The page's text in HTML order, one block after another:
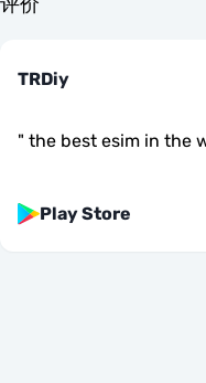
TRDiy
" the best esim in the
Play Store